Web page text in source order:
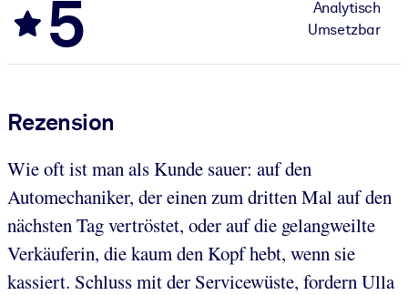
5
Analytisch
Umsetzbar
Rezension
Wie oft ist man als Kunde sauer: auf den
Automechaniker, der einen zum dritten Mal auf den
nächsten Tag vertröstet, oder auf die gelangweilte
Verkäuferin, die kaum den Kopf hebt, wenn sie
kassiert. Schluss mit der Servicewüste, fordern Ulla